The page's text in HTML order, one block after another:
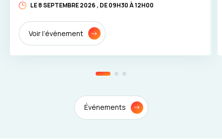
Événements
LE 8 SEPTEMBRE 2026 , DE 09H30 À 12H00
Voir l’évènement